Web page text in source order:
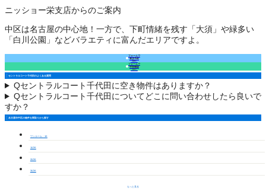
ニッショー栄支店からのご案内
中区は名古屋の中心地！一方で、下町情緒を残す「大須」や緑多い
「白川公園」などバラエティに富んだエリアですよ。
フォームで
来店予約
（無料）
フォームで
空室確認
（無料）
セントラルコート千代田のよくある質問
Qセントラルコート千代田に空き物件はありますか？
Qセントラルコート千代田についてどこに問い合わせしたら良いで
すか？
名古屋市中区の物件を間取りから探す
ワンルーム・1K
1LDK
2LDK
3LDK
もっと見る